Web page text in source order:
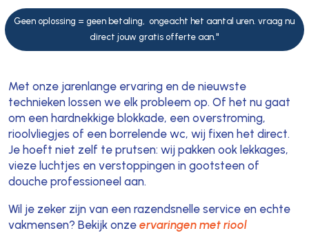
Geen oplossing = geen betaling, ongeacht het aantal uren. vraag nu
direct jouw gratis offerte aan."
Met onze jarenlange ervaring en de nieuwste
technieken lossen we elk probleem op. Of het nu gaat
om een hardnekkige blokkade, een overstroming,
rioolvliegjes of een borrelende wc, wij fixen het direct.
Je hoeft niet zelf te prutsen: wij pakken ook lekkages,
vieze luchtjes en verstoppingen in gootsteen of
douche professioneel aan.
Wil je zeker zijn van een razendsnelle service en echte
vakmensen? Bekijk onze ervaringen met riool